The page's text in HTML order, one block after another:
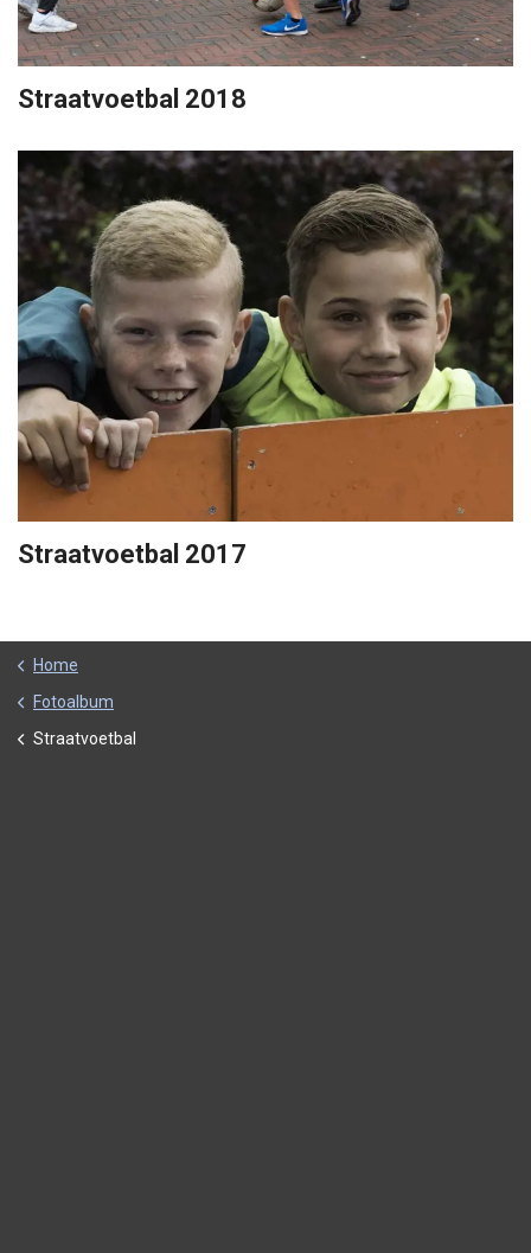
Straatvoetbal 2018
Straatvoetbal 2017
Home
Fotoalbum
Straatvoetbal